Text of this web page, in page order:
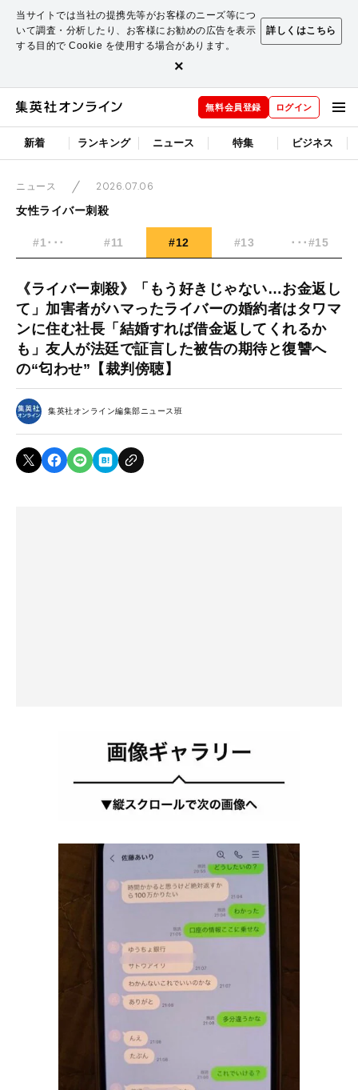
当サイトでは当社の提携先等がお客様のニーズ等につ
いて調査・分析したり、お客様にお勧めの広告を表示
する目的で Cookie を使用する場合があります。
詳しくはこちら
×
無料会員登録 ログイン
新着 ランキング ニュース 特集 ビジネス
ニュース
2026.07.06
女性ライバー刺殺
#1･･･ #11 #12 #13 ･･･#15
《ライバー刺殺》「もう好きじゃない…お金返し
て」加害者がハマったライバーの婚約者はタワマ
ンに住む社長「結婚すれば借金返してくれるか
も」友人が法廷で証言した被告の期待と復讐へ
の“匂わせ”【裁判傍聴】
集英社オンライン編集部ニュース班